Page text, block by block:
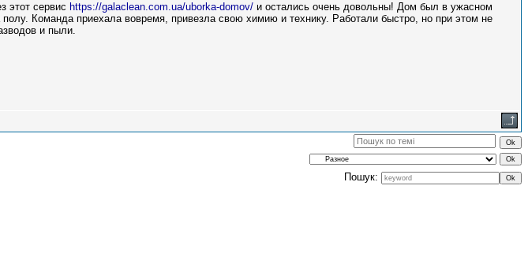
этот сервис https://galaclean.com.ua/uborka-domov/ и остались очень довольны! Дом был в ужасном
полу. Команда приехала вовремя, привезла свою химию и технику. Работали быстро, но при этом не
и пыли.
Пошук: